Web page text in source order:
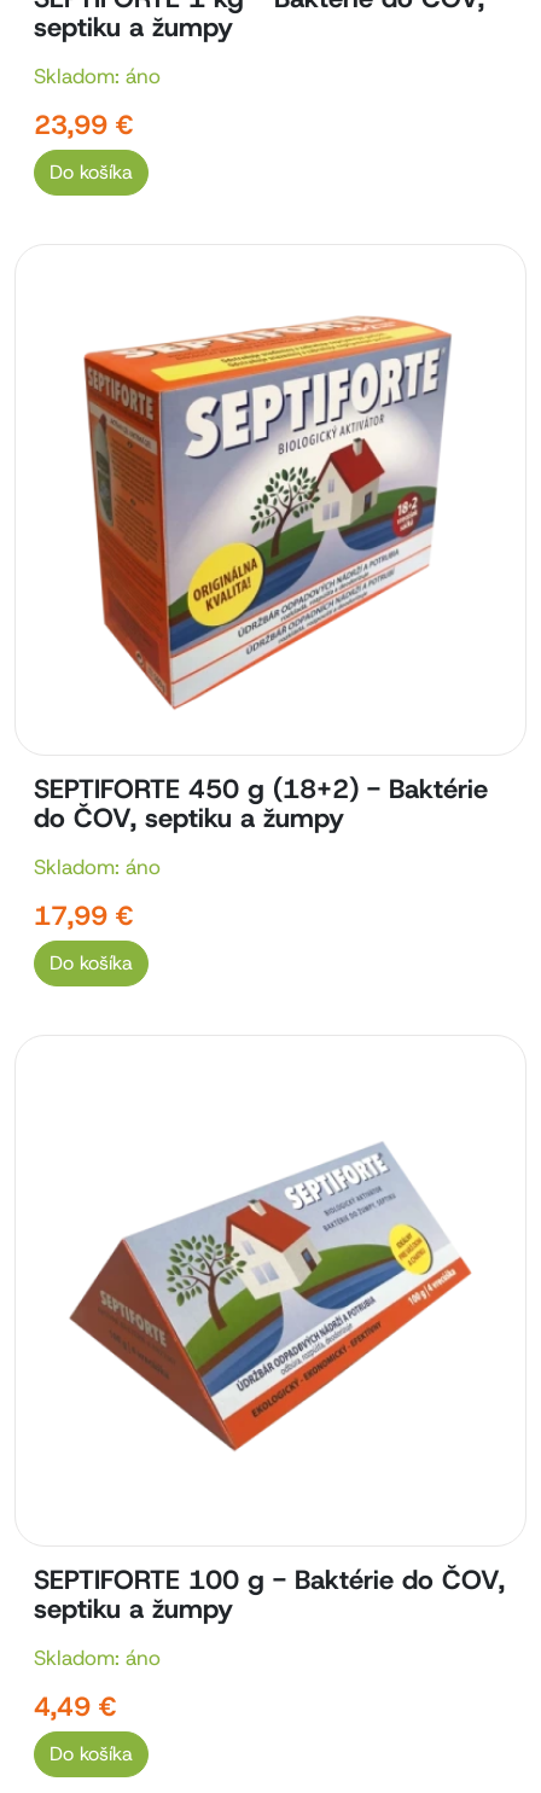
septiku a žumpy
Skladom: áno
23,99 €
Do košíka
SEPTIFORTE 450 g (18+2) - Baktérie
do ČOV, septiku a žumpy
Skladom: áno
17,99 €
Do košíka
SEPTIFORTE 100 g - Baktérie do ČOV,
septiku a žumpy
Skladom: áno
4,49 €
Do košíka